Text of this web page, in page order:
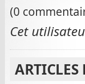
(0
Cet
ARTICLES